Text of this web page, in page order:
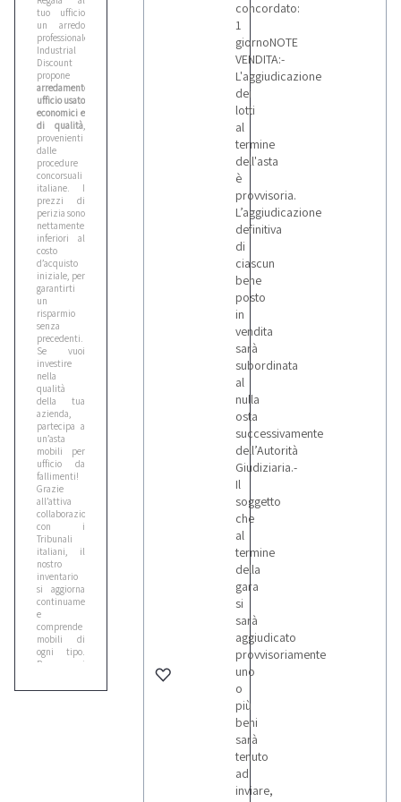
tuo ufficio
un arredo
professionale!
Industrial
Discount
propone
arredamento
ufficio usato
economici e
di qualità,
provenienti
dalle
procedure
concorsuali
italiane. I
prezzi di
perizia sono
nettamente
inferiori al
costo
d’acquisto
iniziale, per
garantirti
un
risparmio
senza
precedenti.
Se vuoi
investire
nella
qualità
della tua
azienda,
partecipa a
un’asta
mobili per
ufficio da
fallimenti!
Grazie
all’attiva
collaborazione
con i
Tribunali
italiani, il
nostro
inventario
si aggiorna
continuamente
e
comprende
mobili di
ogni tipo.
Per ogni
troverai una
concordato:
1
giornoNOTE
VENDITA:-
L'aggiudicazione
dei
lotti
al
termine
dell'asta
è
provvisoria.
L’aggiudicazione
definitiva
di
ciascun
bene
posto
in
vendita
sarà
subordinata
al
nulla
osta
successivamente
dell’Autorità
Giudiziaria.-
Il
soggetto
che
al
termine
della
gara
si
sarà
aggiudicato
provvisoriamente
uno
o
più
beni
sarà
tenuto
ad
inviare,